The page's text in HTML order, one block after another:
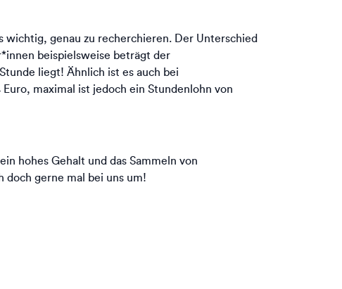
wichtig, genau zu recherchieren. Der Unterschied
beispielsweise beträgt der
liegt! Ähnlich ist es auch bei
maximal ist jedoch ein Stundenlohn von
hohes Gehalt und das Sammeln von
doch gerne mal bei uns um!